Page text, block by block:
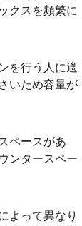
クスを頻繁に
を行う人に適
いため容量が
ペースがあ
ンタースペー
よって異なり